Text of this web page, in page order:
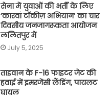
सेना में युवाओं की भर्ती के लिए
‘कारवां टॉकीज़ अभियान’ का चार
दिवसीय जनजागरूकता आयोजन
ललितपुर में
July 5, 2025
ताइवान के F-16 फाइटर जेट की
हवाई में इमरजेंसी लैंडिंग, पायलट
घायल